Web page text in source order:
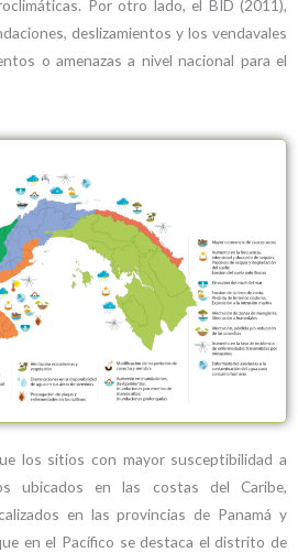
Por otro lado, el BID (2011),
deslizamientos y los vendavales
o amenazas a nivel nacional para el
los sitios con mayor susceptibilidad a
ubicados en las costas del Caribe,
en las provincias de Panamá y
en el Pacífico se destaca el distrito de